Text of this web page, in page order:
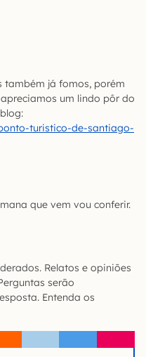
também já fomos, porém
um lindo pôr do
turistico-de-santiago-
que vem vou conferir.
Relatos e opiniões
serão
Entenda os